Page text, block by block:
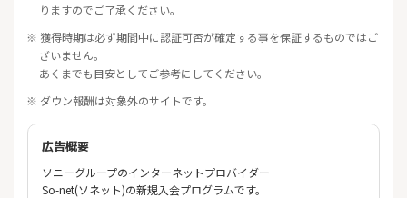
りますのでご了承ください。
※ 獲得時期は必ず期間中に認証可否が確定する事を保証するものではご
ざいません。
あくまでも目安としてご参考にしてください。
※ ダウン報酬は対象外のサイトです。
広告概要
ソニーグループのインターネットプロバイダー
So-net(ソネット)の新規入会プログラムです。